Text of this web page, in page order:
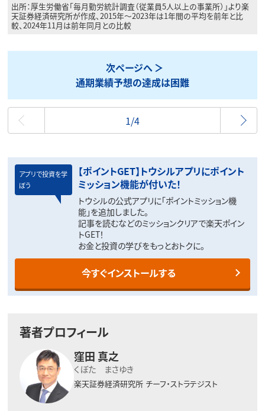
出所：厚生労働省「毎月勤労統計調査（従業員5人以上の事業所）」より楽
天証券経済研究所が作成、2015年～2023年は1年間の平均を前年と比
較、2024年11月は前年同月との比較
次ページへ
通期業績予想の達成は困難
最初
1/4
アプリで投資を学
ぼう
【ポイントGET】トウシルアプリにポイント
ミッション機能が付いた！
トウシルの公式アプリに「ポイントミッション機
能」を追加しました。
記事を読むなどのミッションクリアで楽天ポイン
トGET！
お金と投資の学びをもっとおトクに。
今すぐインストールする
著者プロフィール
窪田 真之
くぼた まさゆき
楽天証券経済研究所 チーフ・ストラテジスト